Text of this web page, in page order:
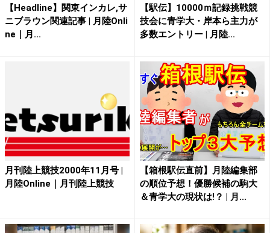
【Headline】関東インカレ,サ
ニブラウン関連記事 | 月陸Onli
ne｜月...
【駅伝】10000ｍ記録挑戦競
技会に青学大・岸本ら主力が
多数エントリー | 月陸...
月刊陸上競技2000年11月号 |
月陸Online｜月刊陸上競技
【箱根駅伝直前】月陸編集部
の順位予想！優勝候補の駒大
＆青学大の現状は!？ | 月...